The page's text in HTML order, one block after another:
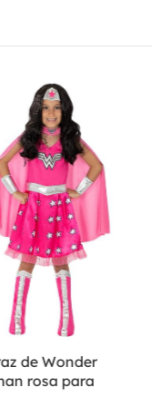
de Wonder
rosa para